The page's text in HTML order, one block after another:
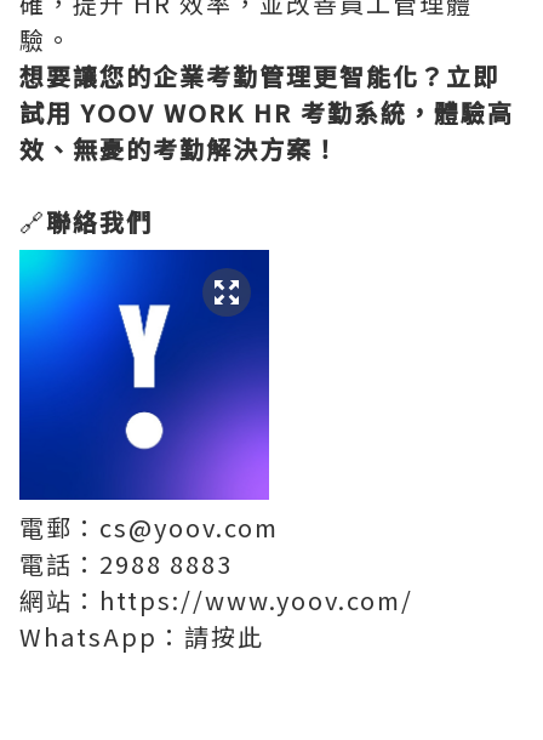
驗。
想要讓您的企業考勤管理更智能化？立即
試用 YOOV WORK HR 考勤系統，體驗高
效、無憂的考勤解決方案！
🔗聯絡我們
電郵： cs@yoov.com
電話：2988 8883
網站： https://www.yoov.com/
WhatsApp： 請按此